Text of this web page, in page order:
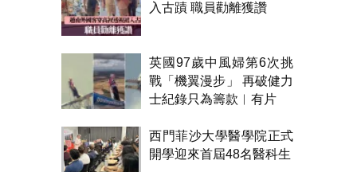
入古蹟 職員勸離獲讚
英國97歲中風婦第6次挑
戰「機翼漫步」 再破健力
士紀錄只為籌款︱有片
西門菲沙大學醫學院正式
開學迎來首屆48名醫科生